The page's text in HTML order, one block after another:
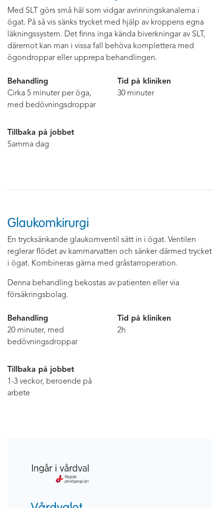
Med SLT görs små hål som vidgar avrinningskanalerna i
ögat. På så vis sänks trycket med hjälp av kroppens egna
läkningssystem. Det finns inga kända biverkningar av SLT,
däremot kan man i vissa fall behöva komplettera med
ögondroppar eller upprepa behandlingen.
Behandling
Cirka 5 minuter per öga,
med bedövningsdroppar
Tid på kliniken
30 minuter
Tillbaka på jobbet
Samma dag
Glaukomkirurgi
En trycksänkande glaukomventil sätt in i ögat. Ventilen
reglerar flödet av kammarvatten och sänker därmed trycket
i ögat. Kombineras gärna med gråstarroperation.
Denna behandling bekostas av patienten eller via
försäkringsbolag.
Behandling
20 minuter, med
bedövningsdroppar
Tid på kliniken
2h
Tillbaka på jobbet
1-3 veckor, beroende på
arbete